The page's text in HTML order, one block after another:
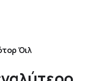
Όιλ